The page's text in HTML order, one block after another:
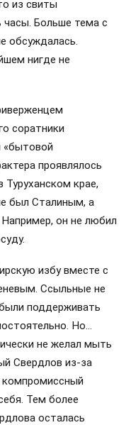
из свиты
часы. Больше тема с
обсуждалась.
нигде не
соратники
«бытовой
проявлялось
крае,
был Сталиным, а
он не любил
избу вместе с
Ссыльные не
поддерживать
Но…
не желал мыть
Свердлов из-за
компромиссный
Тем более
осталась